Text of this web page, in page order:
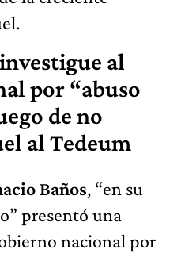
al
por “abuso
de no
al Tedeum
Baños, “en su
presentó una
nacional por